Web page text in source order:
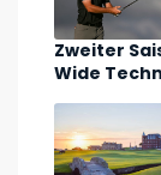
Zweiter
Wide